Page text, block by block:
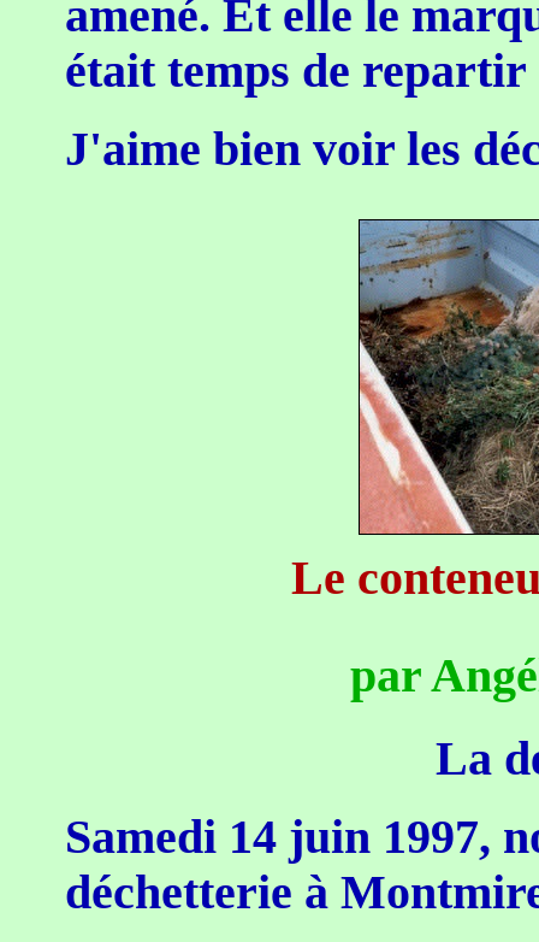
amené. Et elle le
était temps de repartir
J'aime bien voir les
Le
par
La
Samedi 14 juin 1997,
déchetterie à